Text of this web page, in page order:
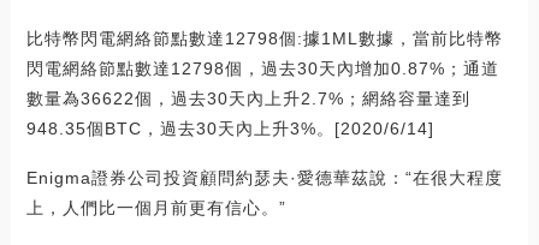
比特幣閃電網絡節點數達12798個:據1ML數據，當前比特幣
閃電網絡節點數達12798個，過去30天內增加0.87%；通道
數量為36622個，過去30天內上升2.7%；網絡容量達到
948.35個BTC，過去30天內上升3%。[2020/6/14]
Enigma證券公司投資顧問約瑟夫·愛德華茲說：“在很大程度
上，人們比一個月前更有信心。”